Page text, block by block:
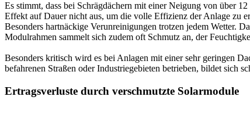
Es stimmt, dass bei Schrägdächern mit einer Neigung von über
Effekt auf Dauer nicht aus, um die volle Effizienz der Anlage zu
Besonders hartnäckige Verunreinigungen trotzen jedem Wetter.
Modulrahmen sammelt sich zudem oft Schmutz an, der
Besonders kritisch wird es bei Anlagen mit einer sehr geringen
befahrenen Straßen oder Industriegebieten betrieben, bildet sich
Ertragsverluste durch verschmutzte Solarmodule